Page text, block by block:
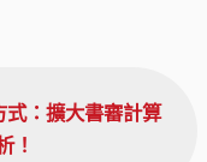
：擴大書審計算
！